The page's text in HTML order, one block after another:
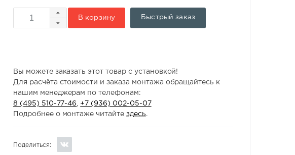
В корзину Быстрый заказ
Вы можете заказать этот товар с установкой!
Для расчёта стоимости и заказа монтажа обращайтесь к
нашим менеджерам по телефонам:
8 (495) 510-77-46
+7 (936) 002-05-07
Подробнее о монтаже читайте здесь.
Поделиться: